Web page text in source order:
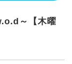
～【木曜